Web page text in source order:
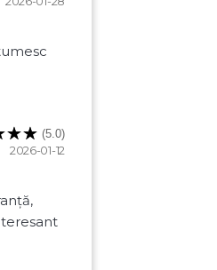
(5.0)
2026-01-12